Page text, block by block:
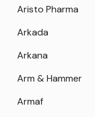
Aristo Pharma
Arkada
Arkana
Arm & Hammer
Armaf